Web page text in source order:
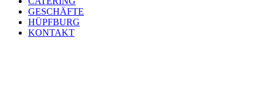
GESCHÄFTE
HÜPFBURG
KONTAKT